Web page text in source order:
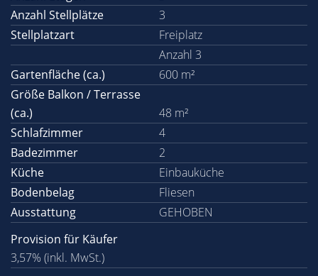
Anzahl Stellplätze
3
Stellplatzart
Freiplatz
Anzahl 3
Gartenfläche (ca.)
600 m²
Größe Balkon / Terrasse
(ca.)
48 m²
Schlafzimmer
4
Badezimmer
2
Küche
Einbauküche
Bodenbelag
Fliesen
Ausstattung
GEHOBEN
Provision für Käufer
3,57% (inkl. MwSt.)